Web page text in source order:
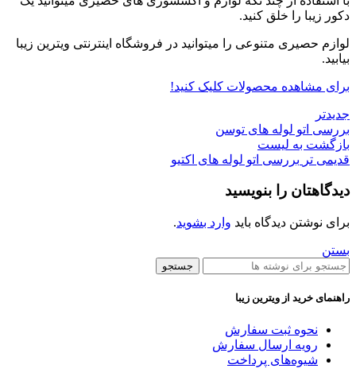
دکور زیبا را خلق کنید.
لوازم حصیری متنوعی را میتوانید در فروشگاه اینترنتی ویترین زیبا
بیابید.
برای مشاهده محصولات کلیک کنید!
جدیدتر
بررسی اتو لوله های توسن
بازگشت به لیست
قدیمی تر بررسی اتو لوله های اکتیو
دیدگاهتان را بنویسید
برای نوشتن دیدگاه باید وارد بشوید.
بستن
جستجو
راهنمای خرید از ویترین زیبا
نحوه ثبت سفارش
رویه ارسال سفارش
شیوه‌های پرداخت